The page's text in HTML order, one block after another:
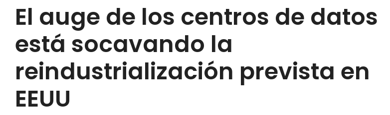
El auge de los centros de datos
está socavando la
reindustrialización prevista en
EEUU